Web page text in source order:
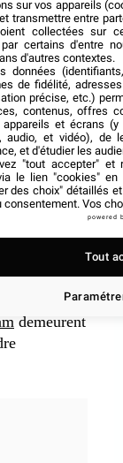
:
X
etc.
canaux.
s’agit
Partagez
passer
courant des
sociaux
LinkedIn,
demeurent
sur vos appareils
transmettre entre
collectées sur
certains d'entre
d'autres contextes.
données
de fidélité,
précise, etc.)
contenus, offres
et écrans (y
audio, et vidéo), de
et d'étudier les
"tout accepter" et
le lien "cookies" en
des choix" détaillés
consentement. Vos
powered
Tout